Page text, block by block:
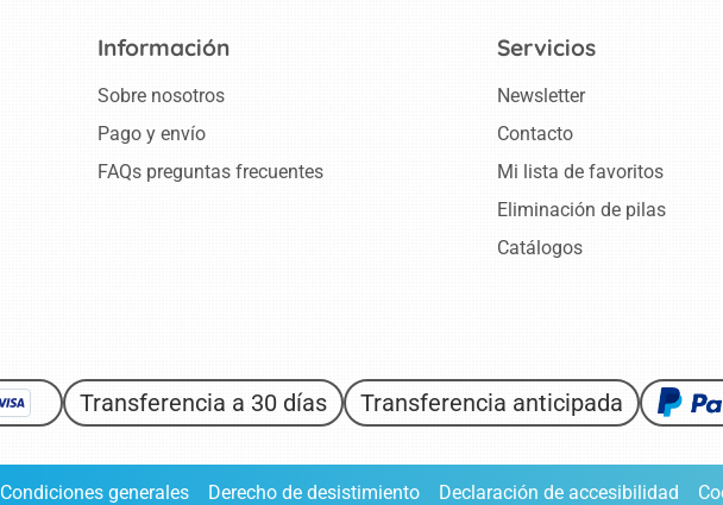
Información
Sobre nosotros
Pago y envío
FAQs preguntas frecuentes
Servicios
Newsletter
Contacto
Mi lista de favoritos
Eliminación de pilas
Catálogos
Transferencia a 30 días Transferencia anticipada
Condiciones generales Derecho de desistimiento Declaración de accesibilidad